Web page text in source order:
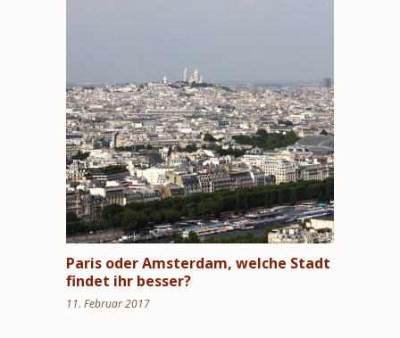
Paris oder Amsterdam, welche Stadt
findet ihr besser?
11. Februar 2017